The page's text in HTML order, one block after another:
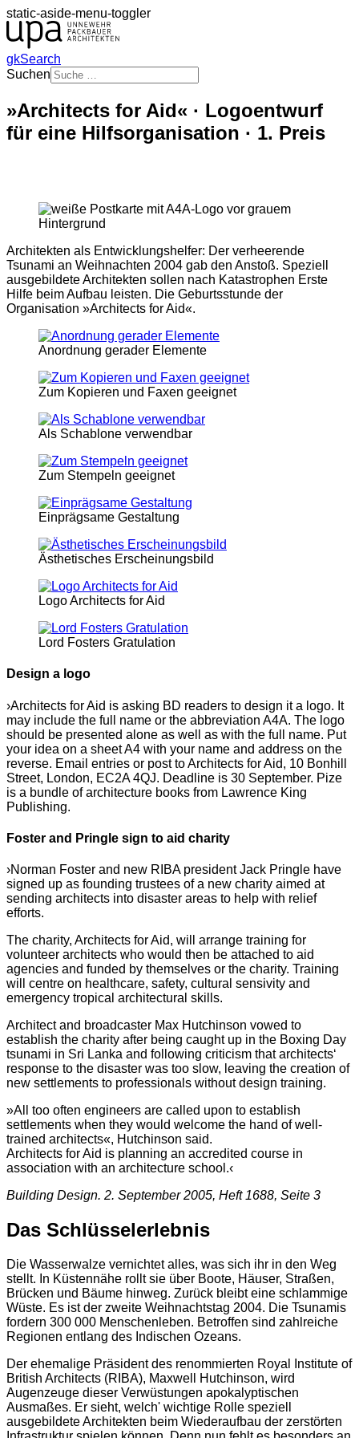
static-aside-menu-toggler
gkSearch
Suchen
»Architects for Aid« · Logoentwurf
für eine Hilfsorganisation · 1. Preis
Architekten als Entwicklungshelfer: Der verheerende
Tsunami an Weihnachten 2004 gab den Anstoß. Speziell
ausgebildete Architekten sollen nach Katastrophen Erste
Hilfe beim Aufbau leisten. Die Geburtsstunde der
Organisation »Architects for Aid«.
Anordnung gerader Elemente
Zum Kopieren und Faxen geeignet
Als Schablone verwendbar
Zum Stempeln geeignet
Einprägsame Gestaltung
Ästhetisches Erscheinungsbild
Logo Architects for Aid
Lord Fosters Gratulation
Design a logo
›Architects for Aid is asking BD readers to design it a logo. It
may include the full name or the abbreviation A4A. The logo
should be presented alone as well as with the full name. Put
your idea on a sheet A4 with your name and address on the
reverse. Email entries or post to Architects for Aid, 10 Bonhill
Street, London, EC2A 4QJ. Deadline is 30 September. Pize
is a bundle of architecture books from Lawrence King
Publishing.
Foster and Pringle sign to aid charity
›Norman Foster and new RIBA president Jack Pringle have
signed up as founding trustees of a new charity aimed at
sending architects into disaster areas to help with relief
efforts.
The charity, Architects for Aid, will arrange training for
volunteer architects who would then be attached to aid
agencies and funded by themselves or the charity. Training
will centre on healthcare, safety, cultural sensivity and
emergency tropical architectural skills.
Architect and broadcaster Max Hutchinson vowed to
establish the charity after being caught up in the Boxing Day
tsunami in Sri Lanka and following criticism that architects‘
response to the disaster was too slow, leaving the creation of
new settlements to professionals without design training.
»All too often engineers are called upon to establish
settlements when they would welcome the hand of well-
trained architects«, Hutchinson said.
Architects for Aid is planning an accredited course in
association with an architecture school.‹
Building Design. 2. September 2005, Heft 1688, Seite 3
Das Schlüsselerlebnis
Die Wasserwalze vernichtet alles, was sich ihr in den Weg
stellt. In Küstennähe rollt sie über Boote, Häuser, Straßen,
Brücken und Bäume hinweg. Zurück bleibt eine schlammige
Wüste. Es ist der zweite Weihnachtstag 2004. Die Tsunamis
fordern 300 000 Menschenleben. Betroffen sind zahlreiche
Regionen entlang des Indischen Ozeans.
Der ehemalige Präsident des renommierten Royal Institute of
British Architects (RIBA), Maxwell Hutchinson, wird
Augenzeuge dieser Verwüstungen apokalyptischen
Ausmaßes. Er sieht, welch' wichtige Rolle speziell
ausgebildete Architekten beim Wiederaufbau der zerstörten